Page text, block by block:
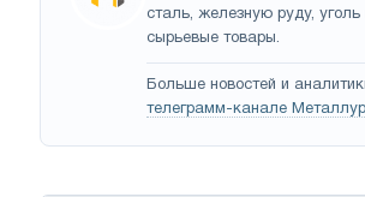
сталь, железную руду, уголь
сырьевые товары.
Больше новостей и
телеграмм-канале